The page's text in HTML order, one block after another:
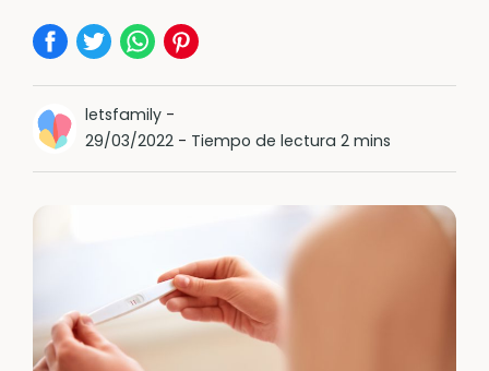
letsfamily-
29/03/2022- Tiempo de lectura 2 mins